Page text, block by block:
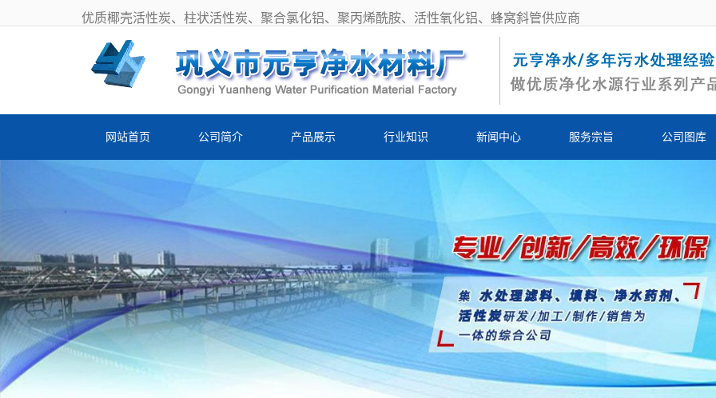
优质椰壳活性炭、柱状活性炭、聚合氯化铝、聚丙烯酰胺、活性氧化铝、蜂窝斜管供应商
网站首页 公司简介 产品展示 行业知识 新闻中心 服务宗旨 公司图库